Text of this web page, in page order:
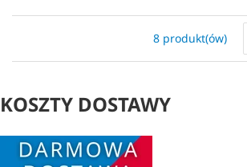
8 produkt(ów)
KOSZTY DOSTAWY